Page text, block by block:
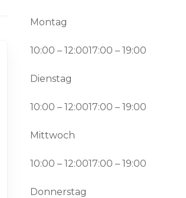
Montag
10:00 – 12:0017:00 – 19:00
Dienstag
10:00 – 12:0017:00 – 19:00
Mittwoch
10:00 – 12:0017:00 – 19:00
Donnerstag